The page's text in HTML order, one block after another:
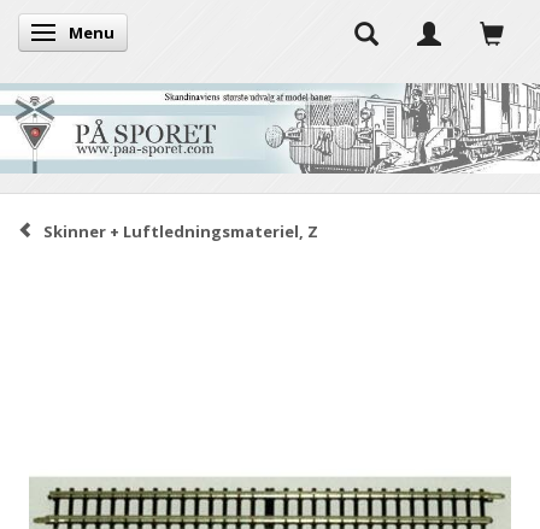
Skifte navigation
Menu
Skinner + Luftledningsmateriel, Z